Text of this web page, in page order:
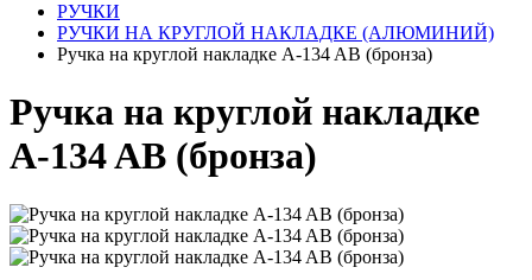
РУЧКИ
РУЧКИ НА КРУГЛОЙ НАКЛАДКЕ (АЛЮМИНИЙ)
Ручка на круглой накладке A-134 AB (бронза)
Ручка на круглой накладке
A-134 AB (бронза)